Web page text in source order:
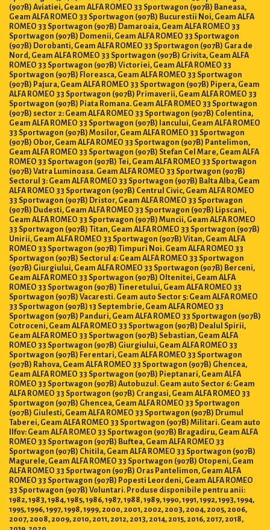
(907B) Aviatiei, Geam ALFA ROMEO 33 Sportwagon (907B) Baneasa,
Geam ALFA ROMEO 33 Sportwagon (907B) Bucurestii Noi, Geam ALFA
ROMEO 33 Sportwagon (907B) Damaroaia, Geam ALFA ROMEO 33
Sportwagon (907B) Domenii, Geam ALFA ROMEO 33 Sportwagon
(907B) Dorobanti, Geam ALFA ROMEO 33 Sportwagon (907B) Gara de
Nord, Geam ALFA ROMEO 33 Sportwagon (907B) Grivita, Geam ALFA
ROMEO 33 Sportwagon (907B) Victoriei, Geam ALFA ROMEO 33
Sportwagon (907B) Floreasca, Geam ALFA ROMEO 33 Sportwagon
(907B) Pajura, Geam ALFA ROMEO 33 Sportwagon (907B) Pipera, Geam
ALFA ROMEO 33 Sportwagon (907B) Primaverii, Geam ALFA ROMEO 33
Sportwagon (907B) Piata Romana. Geam ALFA ROMEO 33 Sportwagon
(907B) sector 2: Geam ALFA ROMEO 33 Sportwagon (907B) Colentina,
Geam ALFA ROMEO 33 Sportwagon (907B) Iancului, Geam ALFA ROMEO
33 Sportwagon (907B) Mosilor, Geam ALFA ROMEO 33 Sportwagon
(907B) Obor, Geam ALFA ROMEO 33 Sportwagon (907B) Pantelimon,
Geam ALFA ROMEO 33 Sportwagon (907B) Stefan Cel Mare, Geam ALFA
ROMEO 33 Sportwagon (907B) Tei, Geam ALFA ROMEO 33 Sportwagon
(907B) Vatra Luminoasa. Geam ALFA ROMEO 33 Sportwagon (907B)
Sectorul 3: Geam ALFA ROMEO 33 Sportwagon (907B) Balta Alba, Geam
ALFA ROMEO 33 Sportwagon (907B) Centrul Civic, Geam ALFA ROMEO
33 Sportwagon (907B) Dristor, Geam ALFA ROMEO 33 Sportwagon
(907B) Dudesti, Geam ALFA ROMEO 33 Sportwagon (907B) Lipscani,
Geam ALFA ROMEO 33 Sportwagon (907B) Muncii, Geam ALFA ROMEO
33 Sportwagon (907B) Titan, Geam ALFA ROMEO 33 Sportwagon (907B)
Unirii, Geam ALFA ROMEO 33 Sportwagon (907B) Vitan, Geam ALFA
ROMEO 33 Sportwagon (907B) Timpuri Noi. Geam ALFA ROMEO 33
Sportwagon (907B) Sectorul 4: Geam ALFA ROMEO 33 Sportwagon
(907B) Giurgiului, Geam ALFA ROMEO 33 Sportwagon (907B) Berceni,
Geam ALFA ROMEO 33 Sportwagon (907B) Oltenitei, Geam ALFA
ROMEO 33 Sportwagon (907B) Tineretului, Geam ALFA ROMEO 33
Sportwagon (907B) Vacaresti. Geam auto Sector 5: Geam ALFA ROMEO
33 Sportwagon (907B) 13 Septembrie, Geam ALFA ROMEO 33
Sportwagon (907B) Panduri, Geam ALFA ROMEO 33 Sportwagon (907B)
Cotroceni, Geam ALFA ROMEO 33 Sportwagon (907B) Dealul Spirii,
Geam ALFA ROMEO 33 Sportwagon (907B) Sebastian, Geam ALFA
ROMEO 33 Sportwagon (907B) Giurgiului, Geam ALFA ROMEO 33
Sportwagon (907B) Ferentari, Geam ALFA ROMEO 33 Sportwagon
(907B) Rahova, Geam ALFA ROMEO 33 Sportwagon (907B) Ghencea,
Geam ALFA ROMEO 33 Sportwagon (907B) Pieptanari, Geam ALFA
ROMEO 33 Sportwagon (907B) Autobuzul. Geam auto Sector 6: Geam
ALFA ROMEO 33 Sportwagon (907B) Crangasi, Geam ALFA ROMEO 33
Sportwagon (907B) Ghencea, Geam ALFA ROMEO 33 Sportwagon
(907B) Giulesti, Geam ALFA ROMEO 33 Sportwagon (907B) Drumul
Taberei, Geam ALFA ROMEO 33 Sportwagon (907B) Militari. Geam auto
Ilfov: Geam ALFA ROMEO 33 Sportwagon (907B) Bragadiru, Geam ALFA
ROMEO 33 Sportwagon (907B) Buftea, Geam ALFA ROMEO 33
Sportwagon (907B) Chitila, Geam ALFA ROMEO 33 Sportwagon (907B)
Magurele, Geam ALFA ROMEO 33 Sportwagon (907B) Otopeni, Geam
ALFA ROMEO 33 Sportwagon (907B) Oras Pantelimon, Geam ALFA
ROMEO 33 Sportwagon (907B) Popesti Leordeni, Geam ALFA ROMEO
33 Sportwagon (907B) Voluntari. Produse disponibile pentru anii:
1982, 1983, 1984, 1985, 1986, 1987, 1988, 1989, 1990, 1991, 1992, 1993, 1994,
1995, 1996, 1997, 1998, 1999, 2000, 2001, 2002, 2003, 2004, 2005, 2006,
2007, 2008, 2009, 2010, 2011, 2012, 2013, 2014, 2015, 2016, 2017, 2018,
2019, 2020